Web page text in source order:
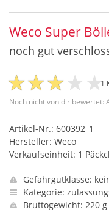
Weco Super
noch gut
Noch nicht von dir bewertet:
1
Artikel-Nr.: 600392_1
Hersteller: Weco
Verkaufseinheit: 1
Gefahrgutklasse:
Kategorie:
Bruttogewicht: 220 g